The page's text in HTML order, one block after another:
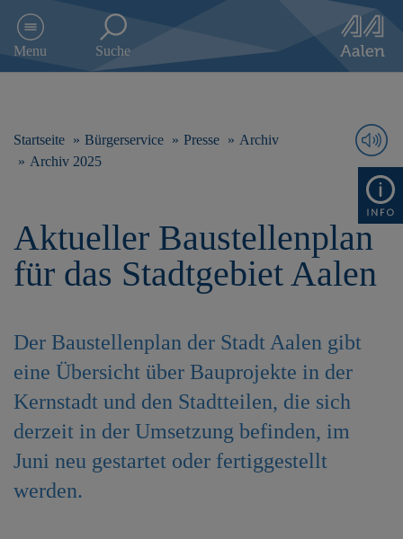
e
Menu Suche
Startseite Bürgerservice Presse
Archiv
Archiv 2025
Aktueller Baustellenplan
für das Stadtgebiet Aalen
Der Baustellenplan der Stadt Aalen gibt
eine Übersicht über Bauprojekte in der
Kernstadt und den Stadtteilen, die sich
derzeit in der Umsetzung befinden, im
Juni neu gestartet oder fertiggestellt
werden.